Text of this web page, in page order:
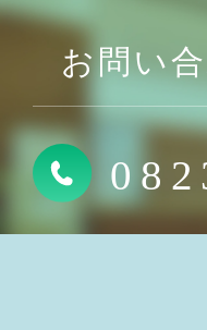
お問い